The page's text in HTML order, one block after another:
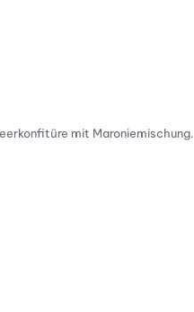
mit Maroniemischung.